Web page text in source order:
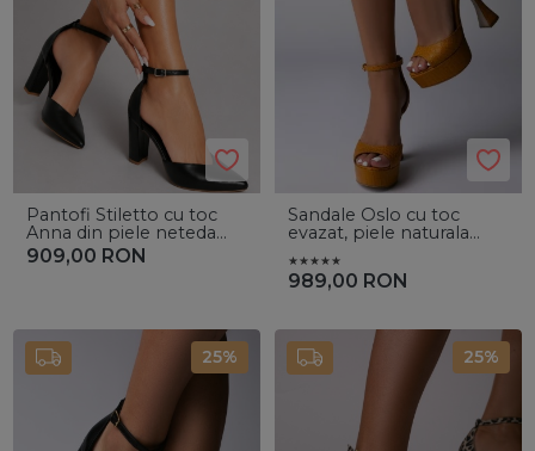
Pantofi Stiletto cu toc
Anna din piele neteda
neagra - Vanilla Days
909,00 RON
Sandale Oslo cu toc
evazat, piele naturala
989,00 RON
25% 25%